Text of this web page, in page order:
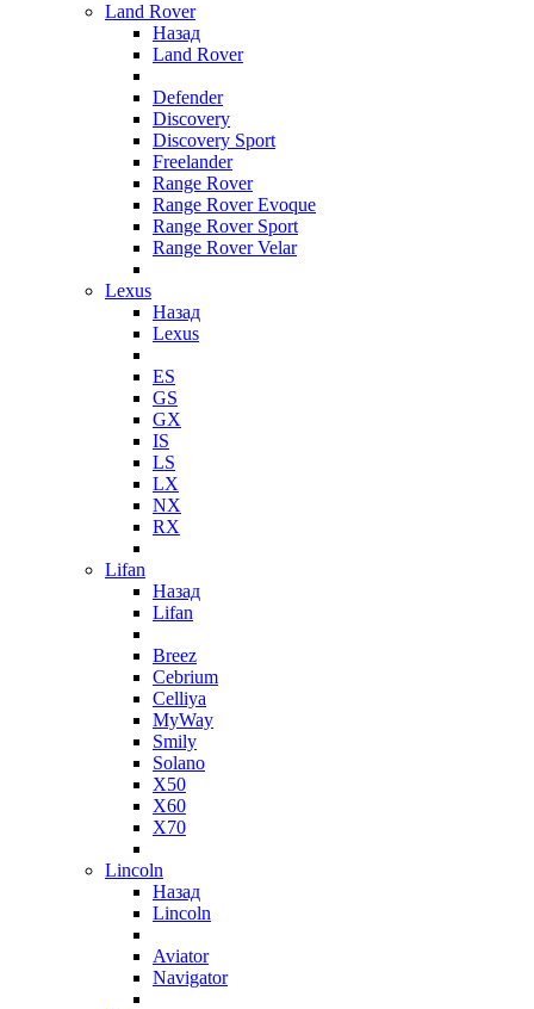
Land Rover
Назад
Land Rover
Defender
Discovery
Discovery Sport
Freelander
Range Rover
Range Rover Evoque
Range Rover Sport
Range Rover Velar
Lexus
Назад
Lexus
ES
GS
GX
IS
LS
LX
NX
RX
Lifan
Назад
Lifan
Breez
Cebrium
Celliya
MyWay
Smily
Solano
X50
X60
X70
Lincoln
Назад
Lincoln
Aviator
Navigator